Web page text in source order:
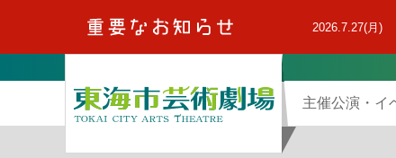
2026.7.27(月)
主催公演・イ